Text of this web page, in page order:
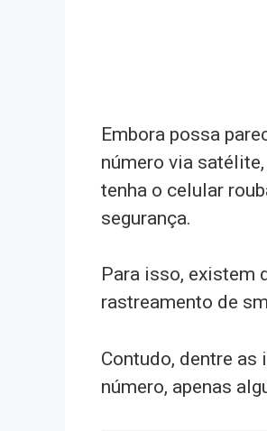
Embora possa
número via
tenha o celular
segurança.
Para isso, existem
rastreamento de
Contudo, dentre
número, apenas